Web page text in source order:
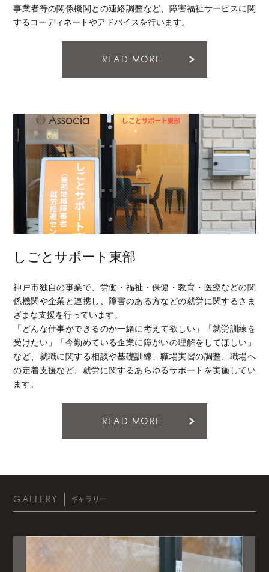
事業者等の関係機関との連絡調整など、障害福祉サービスに関
するコーディネートやアドバイスを行います。
READ MORE
しごとサポート東部
神戸市独自の事業で、労働・福祉・保健・教育・医療などの関
係機関や企業と連携し、障害のある方などの就労に関するさま
ざまな支援を行っています。
「どんな仕事ができるのか一緒に考えて欲しい」「就労訓練を
受けたい」「今勤めている企業に障がいの理解をしてほしい」
など、就職に関する相談や基礎訓練、職場実習の調整、職場へ
の定着支援など、就労に関するあらゆるサポートを実施してい
ます。
READ MORE
GALLERY ギャラリー